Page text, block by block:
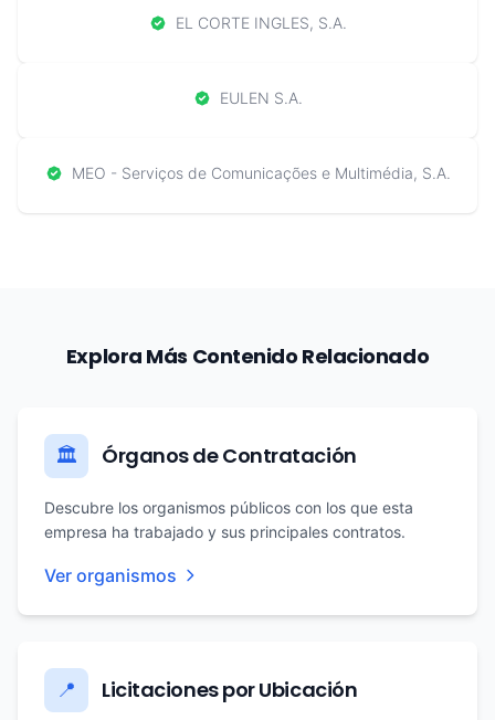
EL CORTE INGLES, S.A.
EULEN S.A.
MEO - Serviços de Comunicações e Multimédia, S.A.
Explora Más Contenido Relacionado
🏛️ Órganos de Contratación
Descubre los organismos públicos con los que esta
empresa ha trabajado y sus principales contratos.
Ver organismos
📍 Licitaciones por Ubicación